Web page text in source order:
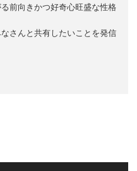
前向きかつ好奇心旺盛な性格
さんと共有したいことを発信